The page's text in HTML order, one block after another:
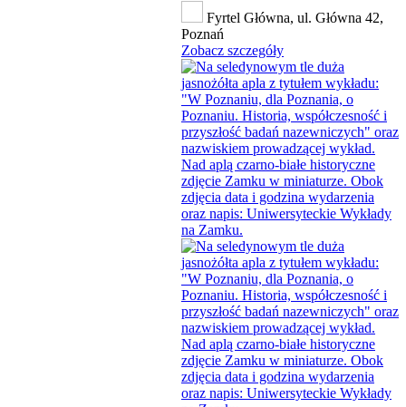
Fyrtel Główna, ul. Główna 42,
Poznań
Zobacz szczegóły